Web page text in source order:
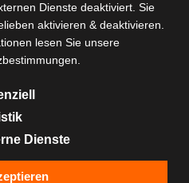
Dienste deaktiviert. Sie
aktivieren & deaktivieren.
lesen Sie unsere
Dienste